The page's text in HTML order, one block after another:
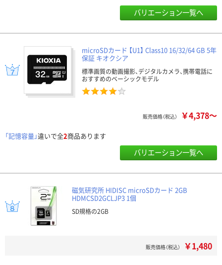
バリエーション一覧へ
microSDカード 【U1】 Class10 16/32/64 GB 5年
保証 キオクシア
標準画質の動画撮影、デジタルカメラ、携帯電話に
おすすめのベーシックモデル
販売価格（税込） ￥4,378～
「記憶容量」違いで全2商品あります
バリエーション一覧へ
磁気研究所 HIDISC microSDカード 2GB
HDMCSD2GCLJP3 1個
SD規格の2GB
販売価格（税込） ￥1,480